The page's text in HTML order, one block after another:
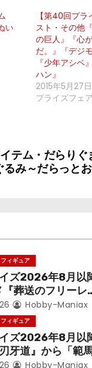
い
【第40回プ
スト・その他
の巨人』『心
だ。』『デジ
『少年アシベ
ハン』
2015年5月27日
プライズフェア
テム・だらりぐ
み～だらっと
フィギュア
ズ2026年8月以
葬送のフリーレ
300年働くことに
た「フリーレン」
Hobby-Maniax
フィギュア
ズ2026年8月以
牙道』から「範
場ッッ!!
Hobby-Maniax